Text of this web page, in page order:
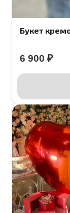
Букет
6 900 ₽